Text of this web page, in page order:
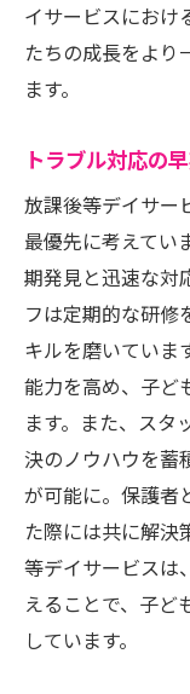
イサービスにおけ
たちの成長をより
ます。
トラブル対応の
放課後等デイサー
最優先に考えてい
期発見と迅速な対
フは定期的な研修
キルを磨いていま
能力を高め、子ど
ます。また、スタ
決のノウハウを蓄
が可能に。保護者
た際には共に解決
等デイサービスは
えることで、子ど
しています。